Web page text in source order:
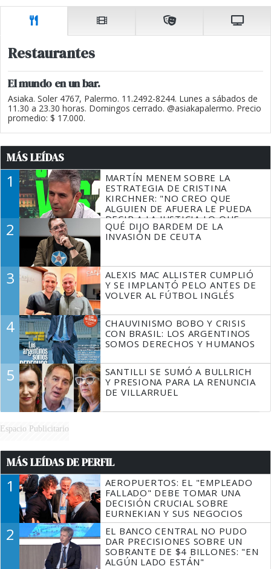
Restaurantes
El mundo en un bar.
Asiaka. Soler 4767, Palermo. 11.2492-8244. Lunes a sábados de
11.30 a 23.30 horas. Domingos cerrado. @asiakapalermo. Precio
promedio: $ 17.000.
MÁS LEÍDAS
1
MARTÍN MENEM SOBRE LA
ESTRATEGIA DE CRISTINA
KIRCHNER: "NO CREO QUE
ALGUIEN DE AFUERA LE PUEDA
DECIR A LA JUSTICIA LO QUE
TIENE QUE HACER"
2
QUÉ DIJO BARDEM DE LA
INVASIÓN DE CEUTA
3
ALEXIS MAC ALLISTER CUMPLIÓ
Y SE IMPLANTÓ PELO ANTES DE
VOLVER AL FÚTBOL INGLÉS
4
CHAUVINISMO BOBO Y CRISIS
CON BRASIL: LOS ARGENTINOS
SOMOS DERECHOS Y HUMANOS
5
SANTILLI SE SUMÓ A BULLRICH
Y PRESIONA PARA LA RENUNCIA
DE VILLARRUEL
Espacio Publicitario
MÁS LEÍDAS DE PERFIL
1
AEROPUERTOS: EL "EMPLEADO
FALLADO" DEBE TOMAR UNA
DECISIÓN CRUCIAL SOBRE
EURNEKIAN Y SUS NEGOCIOS
2
EL BANCO CENTRAL NO PUDO
DAR PRECISIONES SOBRE UN
SOBRANTE DE $4 BILLONES: "EN
ALGÚN LADO ESTÁN"